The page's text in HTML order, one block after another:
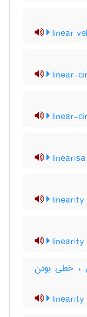
linear
linear-
linear-
linearity
، خطی بودن